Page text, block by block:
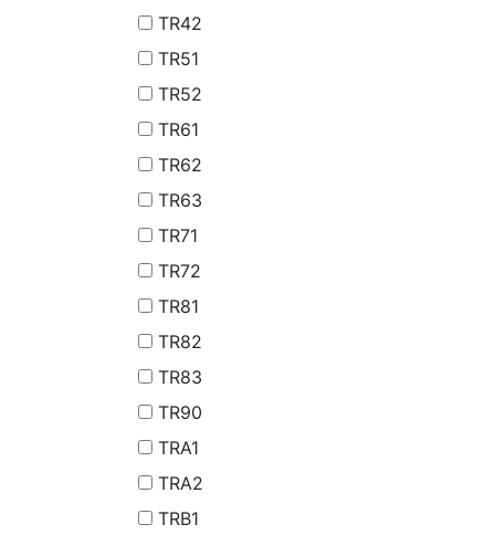
TR42
TR51
TR52
TR61
TR62
TR63
TR71
TR72
TR81
TR82
TR83
TR90
TRA1
TRA2
TRB1